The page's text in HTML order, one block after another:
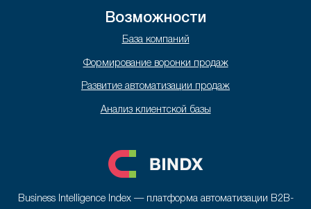
Возможности
База компаний
Формирование воронки продаж
Развитие автоматизации продаж
Анализ клиентской базы
Business Intelligence Index — платформа автоматизации B2B-